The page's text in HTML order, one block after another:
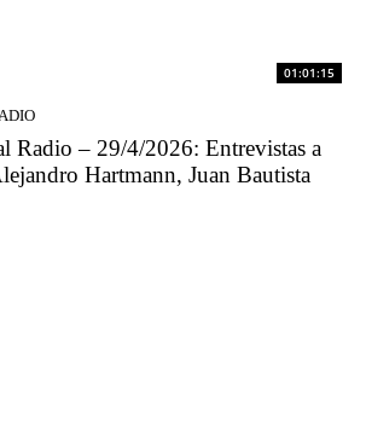
01:01:15
Radio – 29/4/2026: Entrevistas a
Hartmann, Juan Bautista